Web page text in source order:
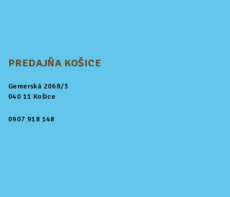
PREDAJŇA KOŠICE
Gemerská 2068/3
040 11 Košice
0907 918 148